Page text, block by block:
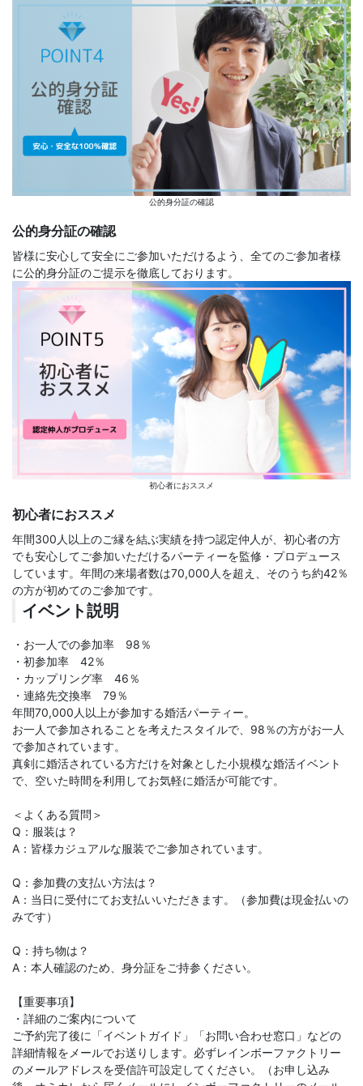
公的身分証の確認
公的身分証の確認
皆様に安心して安全にご参加いただけるよう、全てのご参加者様
に公的身分証のご提示を徹底しております。
初心者におススメ
初心者におススメ
年間300人以上のご縁を結ぶ実績を持つ認定仲人が、初心者の方
でも安心してご参加いただけるパーティーを監修・プロデュース
しています。年間の来場者数は70,000人を超え、そのうち約42％
の方が初めてのご参加です。
イベント説明
・お一人での参加率 98％
・初参加率 42％
・カップリング率 46％
・連絡先交換率 79％
年間70,000人以上が参加する婚活パーティー。
お一人で参加されることを考えたスタイルで、98％の方がお一人
で参加されています。
真剣に婚活されている方だけを対象とした小規模な婚活イベント
で、空いた時間を利用してお気軽に婚活が可能です。
＜よくある質問＞
Q：服装は？
A：皆様カジュアルな服装でご参加されています。
Q：参加費の支払い方法は？
A：当日に受付にてお支払いいただきます。（参加費は現金払いの
みです）
Q：持ち物は？
A：本人確認のため、身分証をご持参ください。
【重要事項】
・詳細のご案内について
ご予約完了後に「イベントガイド」「お問い合わせ窓口」などの
詳細情報をメールでお送りします。必ずレインボーファクトリー
のメールアドレスを受信許可設定してください。（お申し込み